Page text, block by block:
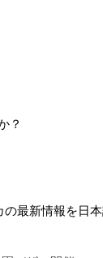
？
の最新情報を日